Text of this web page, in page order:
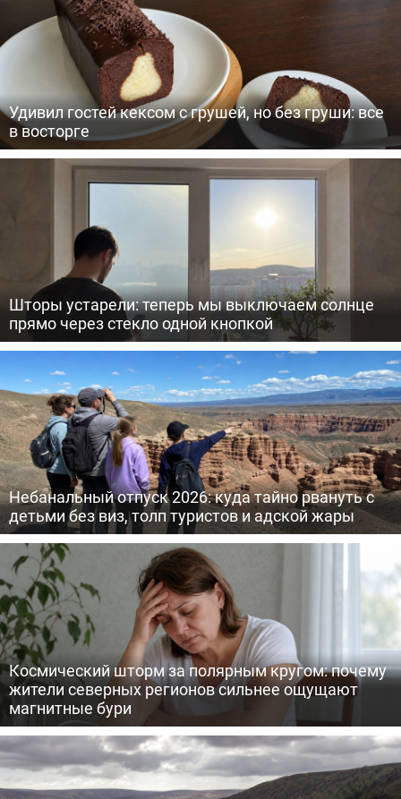
Удивил гостей кексом с грушей, но без груши: все
в восторге
Шторы устарели: теперь мы выключаем солнце
прямо через стекло одной кнопкой
Небанальный отпуск 2026: куда тайно рвануть с
детьми без виз, толп туристов и адской жары
Космический шторм за полярным кругом: почему
жители северных регионов сильнее ощущают
магнитные бури